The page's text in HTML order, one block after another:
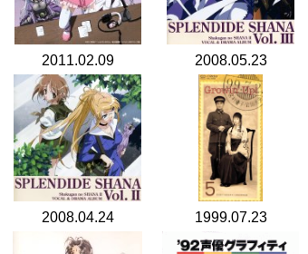
2011.02.09 2008.05.23
2008.04.24 1999.07.23